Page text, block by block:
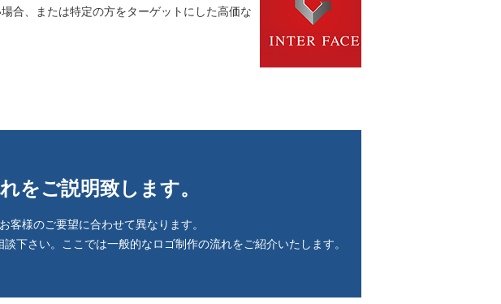
合、または特定の方をターゲットにした高価な
をご説明致します。
客様のご要望に合わせて異なります。
下さい。ここでは一般的なロゴ制作の流れをご紹介いたします。